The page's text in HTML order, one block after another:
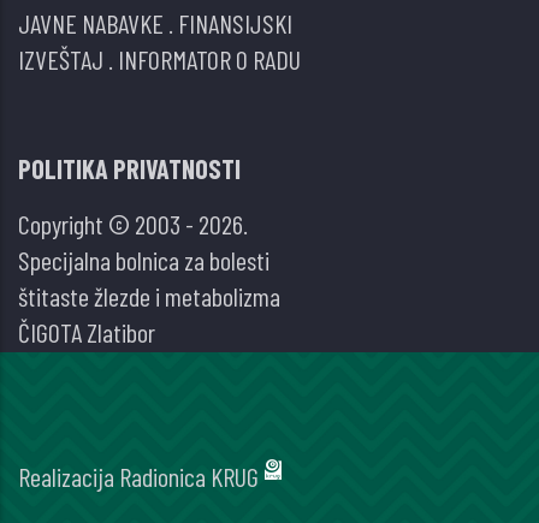
JAVNE NABAVKE FINANSIJSKI
IZVEŠTAJ INFORMATOR O RADU
POLITIKA PRIVATNOSTI
Copyright © 2003 - 2026.
Specijalna bolnica za bolesti
štitaste žlezde i metabolizma
ČIGOTA Zlatibor
Realizacija Radionica KRUG